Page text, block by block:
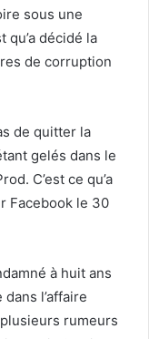
sous une
qu’a décidé la
de corruption
de quitter la
gelés dans le
C’est ce qu’a
Facebook le 30
à huit ans
l’affaire
rumeurs